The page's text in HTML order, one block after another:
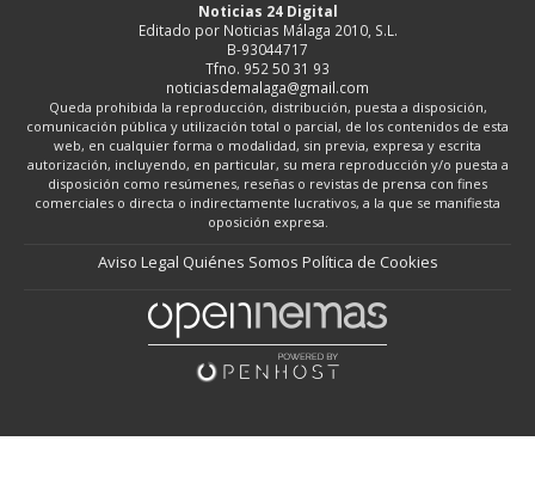
Noticias 24 Digital
Editado por Noticias Málaga 2010, S.L.
B-93044717
Tfno. 952 50 31 93
noticiasdemalaga@gmail.com
Queda prohibida la reproducción, distribución, puesta a disposición,
comunicación pública y utilización total o parcial, de los contenidos de esta
web, en cualquier forma o modalidad, sin previa, expresa y escrita
autorización, incluyendo, en particular, su mera reproducción y/o puesta a
disposición como resúmenes, reseñas o revistas de prensa con fines
comerciales o directa o indirectamente lucrativos, a la que se manifiesta
oposición expresa.
Aviso Legal Quiénes Somos Política de Cookies